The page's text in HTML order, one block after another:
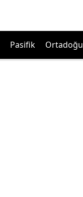
Pasifik Ortadoğu